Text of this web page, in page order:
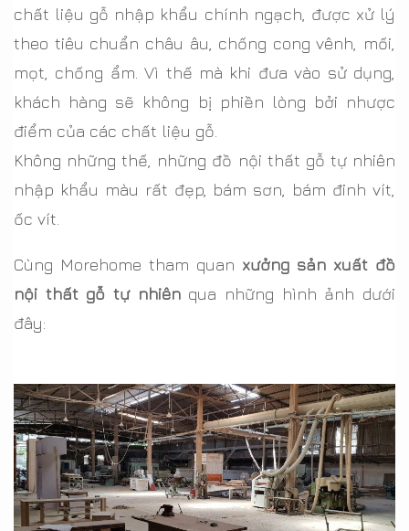
chất liệu gỗ nhập khẩu chính ngạch, được xử lý
theo tiêu chuẩn châu âu, chống cong vênh, mối,
mọt, chống ẩm. Vì thế mà khi đưa vào sử dụng,
khách hàng sẽ không bị phiền lòng bởi nhược
điểm của các chất liệu gỗ.
Không những thế, những đồ nội thất gỗ tự nhiên
nhập khẩu màu rất đẹp, bám sơn, bám đinh vít,
ốc vít.
Cùng Morehome tham quan xưởng sản xuất đồ
nội thất gỗ tự nhiênqua những hình ảnh dưới
đây: